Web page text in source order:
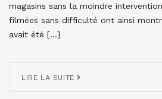
magasins sans la moindre
filmées sans difficulté ont ainsi
avait été […]
LIRE LA SUITE